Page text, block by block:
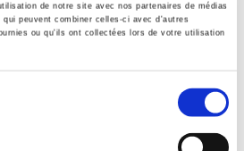
de notre site avec nos partenaires de médias
peuvent combiner celles-ci avec d'autres
ou qu'ils ont collectées lors de votre utilisation